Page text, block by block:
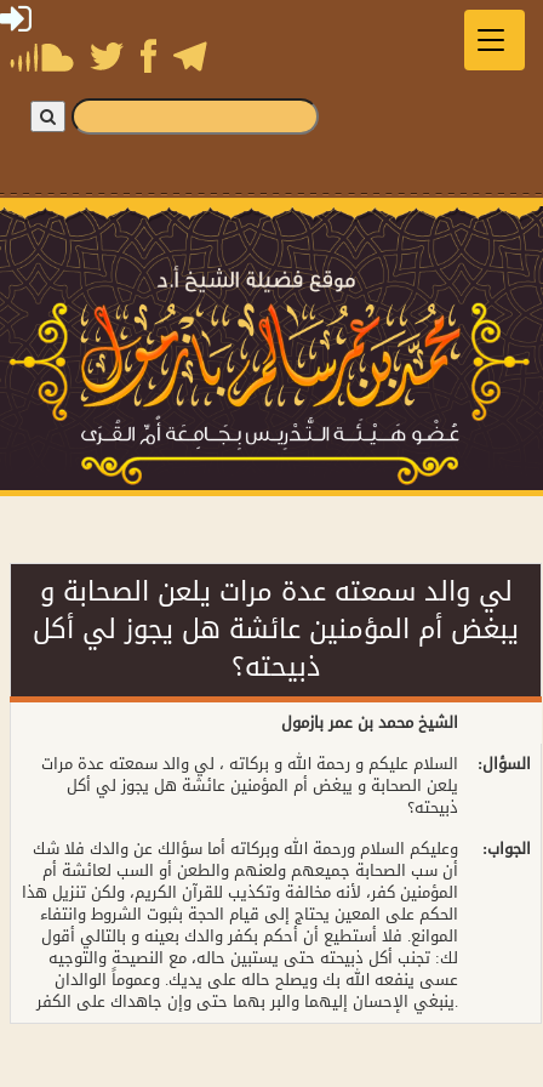
لي والد سمعته عدة مرات يلعن الصحابة و
يبغض أم المؤمنين عائشة هل يجوز لي أكل
ذبيحته؟
الشيخ محمد بن عمر بازمول
السلام عليكم و رحمة الله و بركاته ، لي والد سمعته عدة مرات
يلعن الصحابة و يبغض أم المؤمنين عائشة هل يجوز لي أكل
ذبيحته؟
:السؤال
وعليكم السلام ورحمة الله وبركاته أما سؤالك عن والدك فلا شك
أن سب الصحابة جميعهم ولعنهم والطعن أو السب لعائشة أم
المؤمنين كفر، لأنه مخالفة وتكذيب للقرآن الكريم، ولكن تنزيل هذا
الحكم على المعين يحتاج إلى قيام الحجة بثبوت الشروط وانتفاء
الموانع. فلا أستطيع أن أحكم بكفر والدك بعينه و بالتالي أقول
لك: تجنب أكل ذبيحته حتى يستبين حاله، مع النصيحة والتوجيه
عسى ينفعه الله بك ويصلح حاله على يديك. وعموماً الوالدان
ينبغي الإحسان إليهما والبر بهما حتى وإن جاهداك على الكفر.
:الجواب